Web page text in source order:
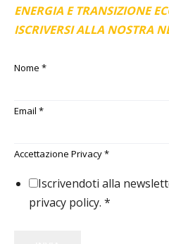
ENERGIA E TRANSIZIONE
ISCRIVERSI ALLA NOSTRA
Nome *
Email *
Accettazione Privacy*
Iscrivendoti alla
privacy policy. *